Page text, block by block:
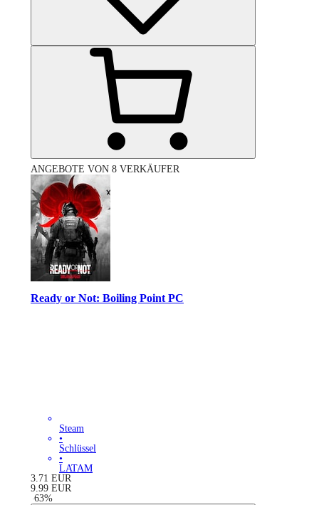
ANGEBOTE VON 8 VERKÄUFER
Ready or Not: Boiling Point PC
Steam
•
Schlüssel
•
LATAM
3.71 EUR
9.99 EUR
-63%